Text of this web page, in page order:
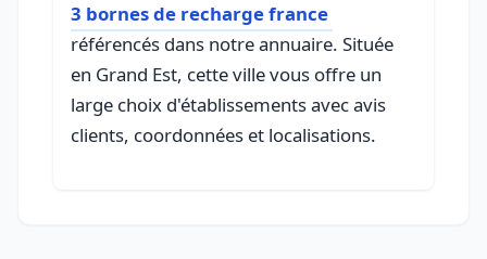
3 bornes de recharge france
référencés dans notre annuaire. Située
en Grand Est, cette ville vous offre un
large choix d'établissements avec avis
clients, coordonnées et localisations.